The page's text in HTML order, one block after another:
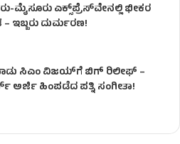
ಮೈಸೂರು ಎಕ್ಸ್‌ಪ್ರೆಸ್‌ವೇನಲ್ಲಿ ಭೀಕರ
ಇಬ್ಬರು ದುರ್ಮರಣ!
ಸಿಎಂ ವಿಜಯ್‌ಗೆ ಬಿಗ್ ರಿಲೀಫ್ –
ಅರ್ಜಿ ಹಿಂಪಡೆದ ಪತ್ನಿ ಸಂಗೀತಾ!